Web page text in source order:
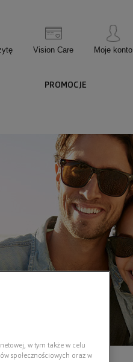
Vision Care Moje konto
PROMOCJE
w tym także w celu
społecznościowych oraz w